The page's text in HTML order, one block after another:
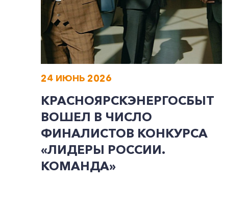
24 ИЮНЬ 2026
КРАСНОЯРСКЭНЕРГОСБЫТ
ВОШЕЛ В ЧИСЛО
ФИНАЛИСТОВ КОНКУРСА
«ЛИДЕРЫ РОССИИ.
КОМАНДА»